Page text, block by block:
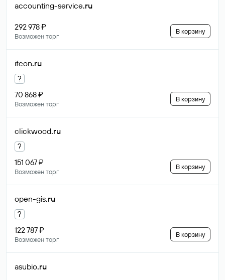
accounting-service.ru
292 978 ₽
Возможен торг
В корзину
ifcon.ru
?
70 868 ₽
Возможен торг
В корзину
clickwood.ru
?
151 067 ₽
Возможен торг
В корзину
open-gis.ru
?
122 787 ₽
Возможен торг
В корзину
asubio.ru